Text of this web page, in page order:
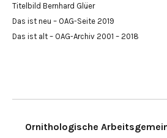
Titelbild Bernhard Glüer
Das ist neu – OAG-Seite 2019
Das ist alt – OAG-Archiv 2001 – 2018
Ornithologische